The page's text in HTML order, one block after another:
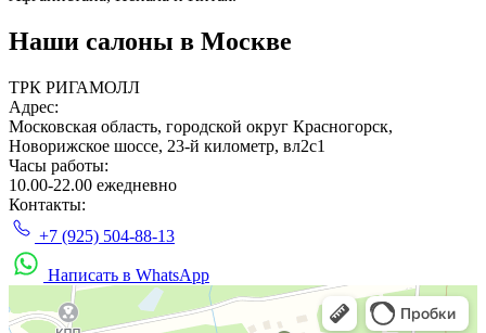
Наши салоны в Москве
ТРК РИГАМОЛЛ
Адрес:
Московская область, городской округ Красногорск,
Новорижское шоссе, 23-й километр, вл2с1
Часы работы:
10.00-22.00 ежедневно
Контакты:
+7 (925) 504-88-13
Написать в WhatsApp